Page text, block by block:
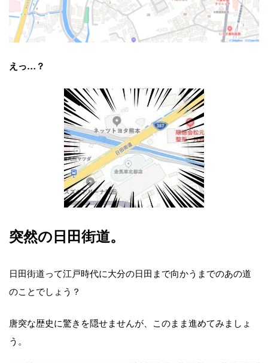
えっ…？
突然の日田街道。
日田街道って江戸時代に大分の日田まで向かうまでのあの道
のことでしょう？
唐突な歴史に驚きを隠せませんが、このまま進めてみましょ
う。